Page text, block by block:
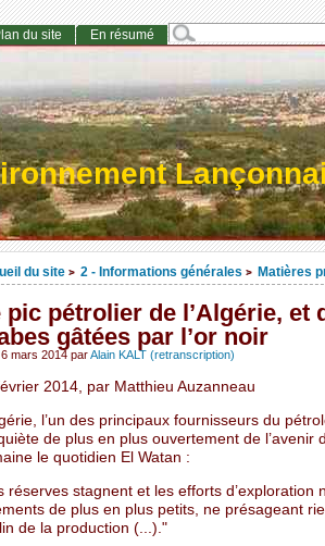
du site > 2 - Informations générales > Matières
pic pétrolier de l’Algérie, et
gâtées par l’or noir
mars 2014 parAlain KALT (retranscription)
2014, par Matthieu Auzanneau
l’un des principaux fournisseurs du
de plus en plus ouvertement de
le quotidien El Watan :
réserves stagnent et les efforts d’exploration
de plus en plus petits, ne présageant
de la production (...)."
du site En résumé